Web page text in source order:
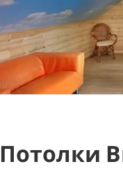
Потолки